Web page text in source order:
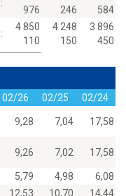
:
976
246
584
:
4 850
110
4 248
150
3 896
450
02/26 02/25
02/24
9,28 7,04 17,58
9,26 7,02 17,58
5,79 4,98
6,08
12,53 10,70
14,44